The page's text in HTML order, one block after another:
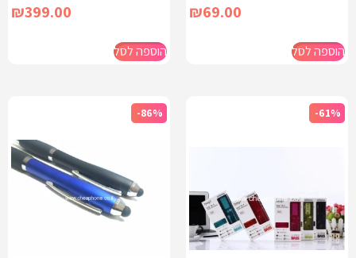
₪69.00
הוספה לסל
₪399.00
הוספה לסל
-61%
-86%